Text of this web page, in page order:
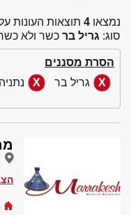
נמצאו 4 תוצאות העונות
סוג: גריל בר כשר ולא
הסרת מסננים
גריל בר
נתניה